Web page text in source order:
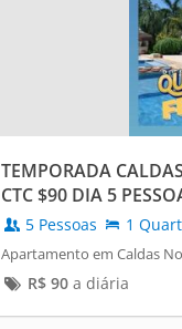
TEMPORADA
CTC $90 DIA 5
5 Pessoas 1
Apartamento em Caldas
R$ 90a diária